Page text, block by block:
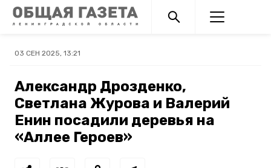
03 СЕН 2025, 13:21
Александр Дрозденко,
Светлана Журова и Валерий
Енин посадили деревья на
«Аллее Героев»